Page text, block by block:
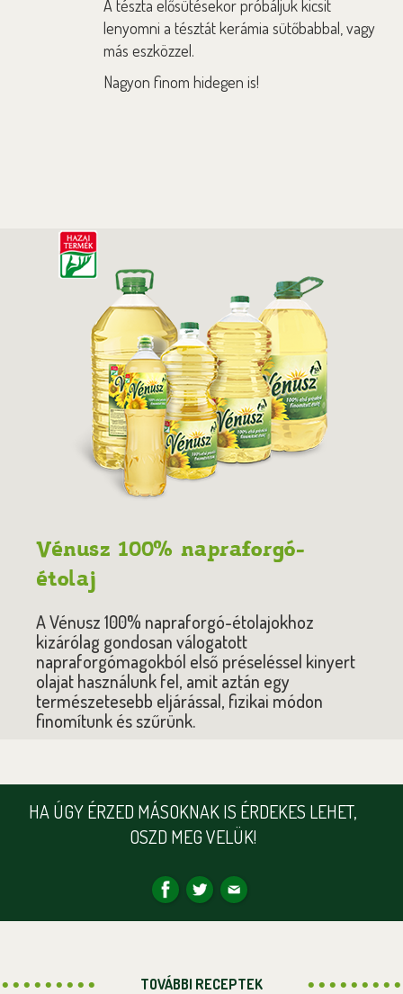
A tészta elősütésekor próbáljuk kicsit
lenyomni a tésztát kerámia sütőbabbal, vagy
más eszközzel.
Nagyon finom hidegen is!
Vénusz 100% napraforgó-
étolaj
A Vénusz 100% napraforgó-étolajokhoz
kizárólag gondosan válogatott
napraforgómagokból első préseléssel kinyert
olajat használunk fel, amit aztán egy
természetesebb eljárással, fizikai módon
finomítunk és szűrünk.
HA ÚGY ÉRZED MÁSOKNAK IS ÉRDEKES LEHET,
OSZD MEG VELÜK!
TOVÁBBI RECEPTEK